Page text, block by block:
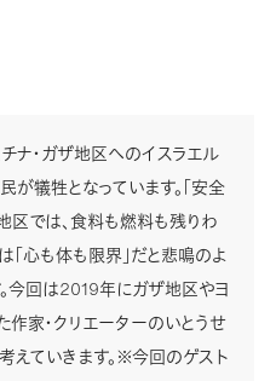
ナ・ガザ地区へのイスラエル
が犠牲となっています。「安全
区では、食料も燃料も残りわ
「心も体も限界」だと悲鳴のよ
今回は2019年にガザ地区やヨ
家・クリエーターのいとうせ
えていきます。※今回のゲスト